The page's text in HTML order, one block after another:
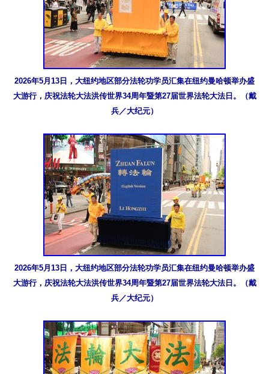
2026年5月13日，大纽约地区部分法轮功学员汇集在纽约曼哈顿举办盛
大游行，庆祝法轮大法洪传世界34周年暨第27届世界法轮大法日。（戴
兵／大纪元）
2026年5月13日，大纽约地区部分法轮功学员汇集在纽约曼哈顿举办盛
大游行，庆祝法轮大法洪传世界34周年暨第27届世界法轮大法日。（戴
兵／大纪元）